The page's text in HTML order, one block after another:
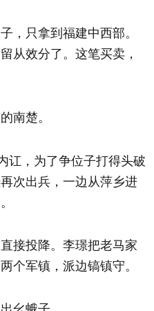
，只拿到福建中西部。
从效分了。这笔买卖，
南楚。
讧，为了争位子打得头破
次出兵，一边从萍乡进
接投降。李璟把老马家
个军镇，派边镐镇守。